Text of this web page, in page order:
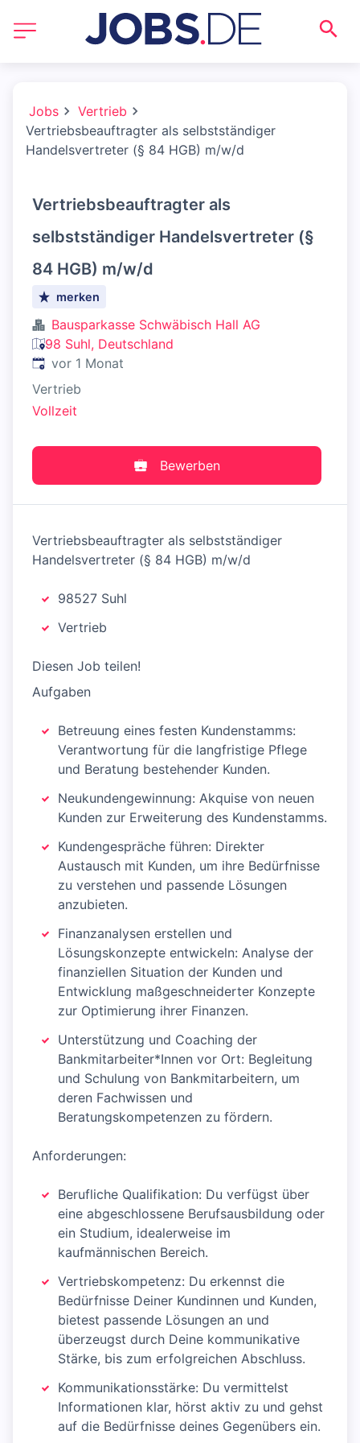
Jobs
Vertrieb
Vertriebsbeauftragter als selbstständiger
Handelsvertreter (§ 84 HGB) m/w/d
Vertriebsbeauftragter als
selbstständiger Handelsvertreter (§
84 HGB) m/w/d
merken
Bausparkasse Schwäbisch Hall AG
98 Suhl, Deutschland
Veröffentlicht:
vor 1 Monat
Vertrieb
Vollzeit
Bewerben
Vertriebsbeauftragter als selbstständiger
Handelsvertreter (§ 84 HGB) m/w/d
98527 Suhl
Vertrieb
Diesen Job teilen!
Aufgaben
Betreuung eines festen Kundenstamms:
Verantwortung für die langfristige Pflege
und Beratung bestehender Kunden.
Neukundengewinnung: Akquise von neuen
Kunden zur Erweiterung des Kundenstamms.
Kundengespräche führen: Direkter
Austausch mit Kunden, um ihre Bedürfnisse
zu verstehen und passende Lösungen
anzubieten.
Finanzanalysen erstellen und
Lösungskonzepte entwickeln: Analyse der
finanziellen Situation der Kunden und
Entwicklung maßgeschneiderter Konzepte
zur Optimierung ihrer Finanzen.
Unterstützung und Coaching der
Bankmitarbeiter*Innen vor Ort: Begleitung
und Schulung von Bankmitarbeitern, um
deren Fachwissen und
Beratungskompetenzen zu fördern.
Anforderungen:
Berufliche Qualifikation: Du verfügst über
eine abgeschlossene Berufsausbildung oder
ein Studium, idealerweise im
kaufmännischen Bereich.
Vertriebskompetenz: Du erkennst die
Bedürfnisse Deiner Kundinnen und Kunden,
bietest passende Lösungen an und
überzeugst durch Deine kommunikative
Stärke, bis zum erfolgreichen Abschluss.
Kommunikationsstärke: Du vermittelst
Informationen klar, hörst aktiv zu und gehst
auf die Bedürfnisse deines Gegenübers ein.